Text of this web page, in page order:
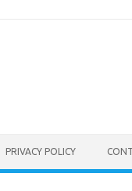
PRIVACY POLICY